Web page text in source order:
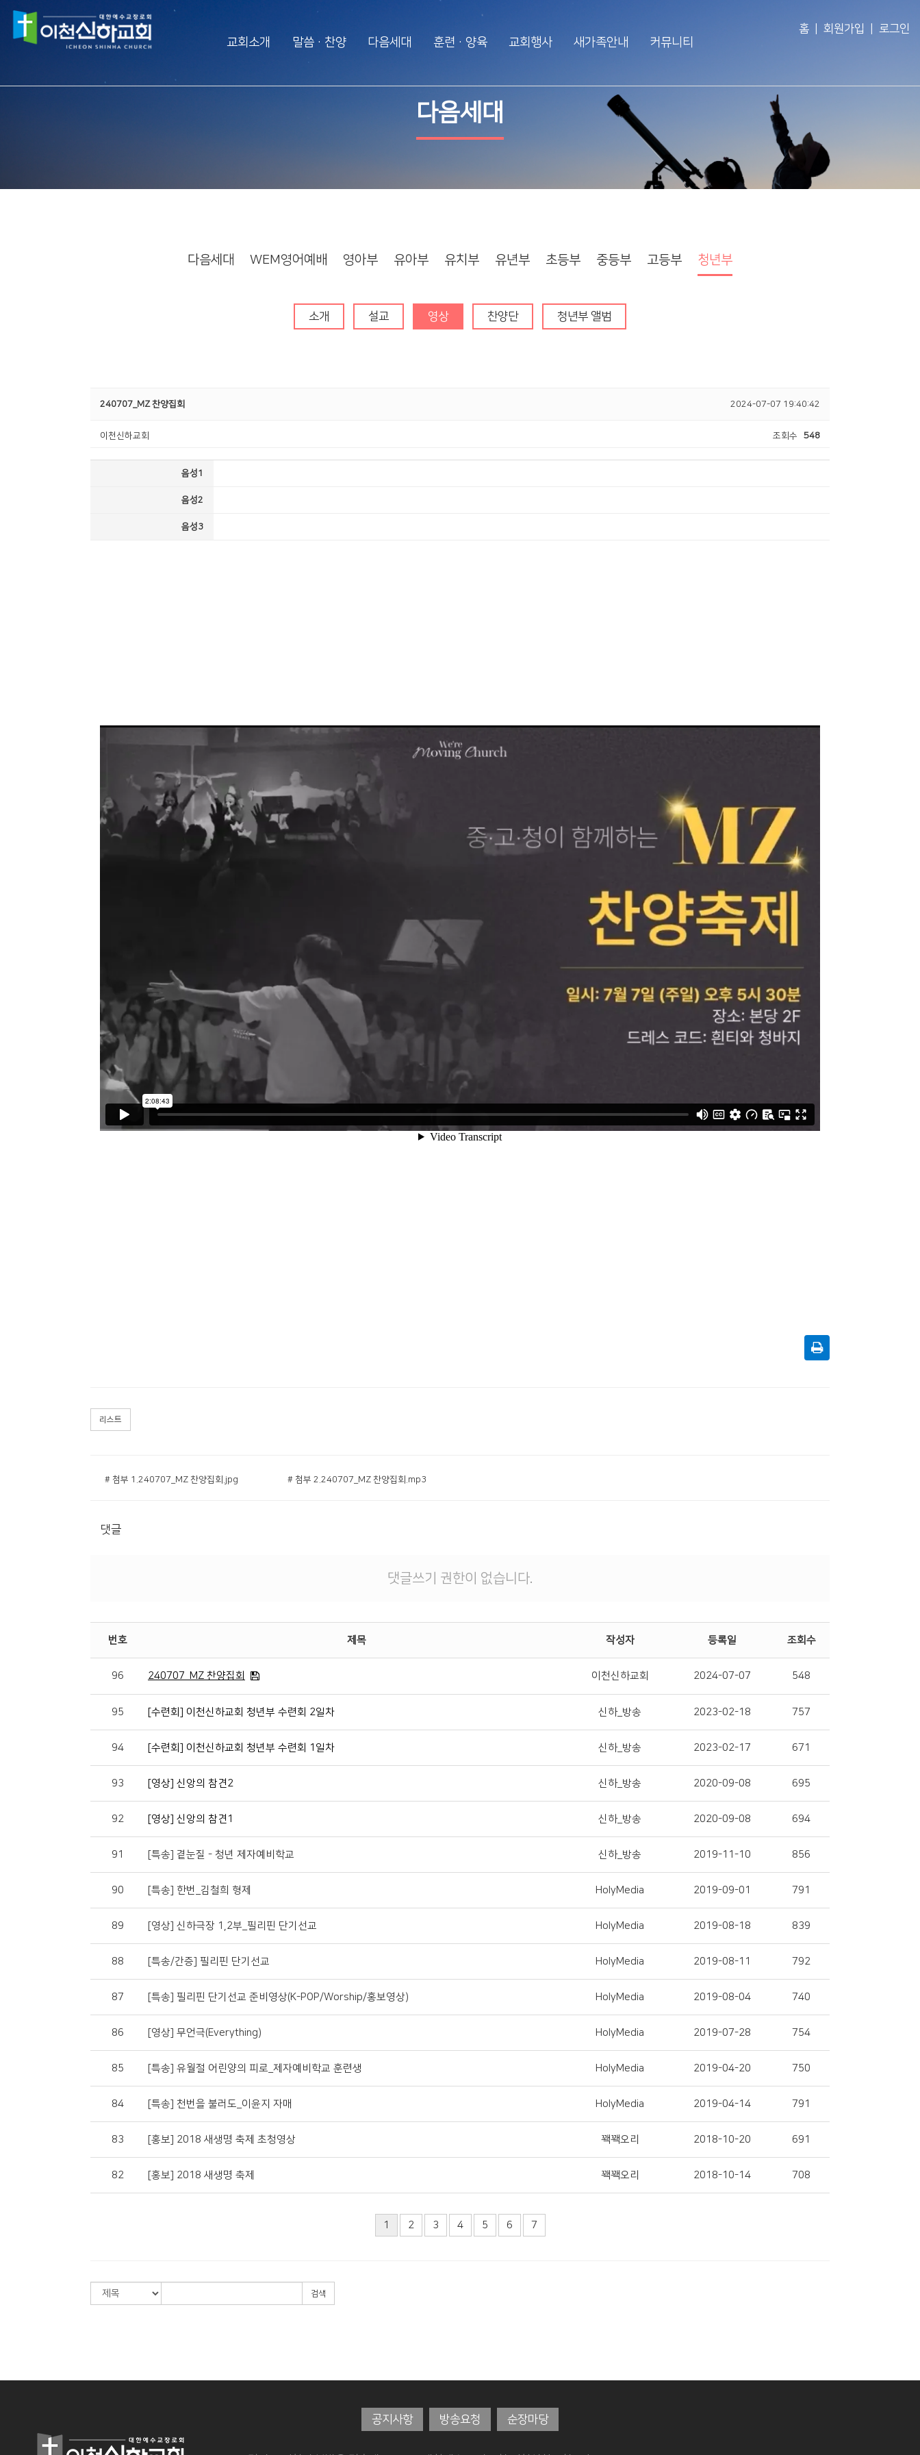
교회소개 말씀·찬양 다음세대 훈련·양육 교회행사 새가족안내 커뮤니티
홈 회원가입 로그인
교회사역
찬양대
신하TV
유치부
중등부
청년부
2025 성경대학
제자예비학교
전도폭발
2026 특별새벽기도회
2024 대각성 전도집
바나바팀
공지사항
주보
영상광고
행사사진
경조게시판
다음세대
다음세대 WEM영어예배 영아부 유아부 유치부 유년부 초등부 중등부 고등부 청년부
소개 설교 영상 찬양단 청년부 앨범
240707_MZ 찬양집회 2024-07-07 19:40:42
이천신하교회 조회수 548
음성1
음성2
음성3
리스트
# 첨부 1.240707_MZ 찬양집회.jpg # 첨부 2.240707_MZ 찬양집회.mp3
댓글
댓글쓰기 권한이 없습니다.
번호 제목 작성자 등록일 조회수
96 240707_MZ 찬양집회 이천신하교회 2024-07-07 548
95 [수련회] 이천신하교회 청년부 수련회 2일차 신하_방송 2023-02-18 757
94 [수련회] 이천신하교회 청년부 수련회 1일차 신하_방송 2023-02-17 671
93 [영상] 신앙의 참견2 신하_방송 2020-09-08 695
92 [영상] 신앙의 참견1 신하_방송 2020-09-08 694
91 [특송] 곁눈질 - 청년 제자예비학교 신하_방송 2019-11-10 856
90 [특송] 한번_김철희 형제 HolyMedia 2019-09-01 791
89 [영상] 신하극장 1,2부_필리핀 단기선교 HolyMedia 2019-08-18 839
88 [특송/간증] 필리핀 단기선교 HolyMedia 2019-08-11 792
87 [특송] 필리핀 단기선교 준비영상(K-POP/Worship/홍보영상) HolyMedia 2019-08-04 740
86 [영상] 무언극(Everything) HolyMedia 2019-07-28 754
85 [특송] 유월절 어린양의 피로_제자예비학교 훈련생 HolyMedia 2019-04-20 750
84 [특송] 천번을 불러도_이윤지 자매 HolyMedia 2019-04-14 791
83 [홍보] 2018 새생명 축제 초청영상 꽥꽥오리 2018-10-20 691
82 [홍보] 2018 새생명 축제 꽥꽥오리 2018-10-14 708
1 2 3 4 5 6 7
검색
공지사항 방송요청 순장마당